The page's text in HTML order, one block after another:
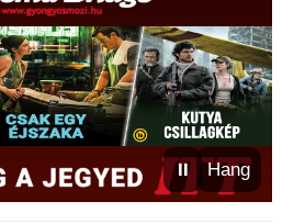
⏸ Hang